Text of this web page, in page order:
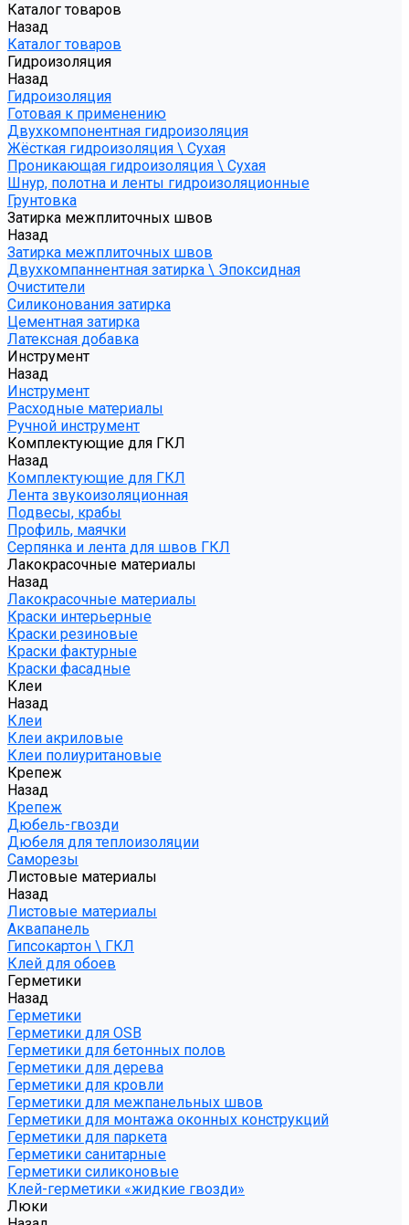
Каталог товаров
Назад
Каталог товаров
Гидроизоляция
Назад
Гидроизоляция
Готовая к применению
Двухкомпонентная гидроизоляция
Жёсткая гидроизоляция \ Сухая
Проникающая гидроизоляция \ Сухая
Шнур, полотна и ленты гидроизоляционные
Грунтовка
Затирка межплиточных швов
Назад
Затирка межплиточных швов
Двухкомпаннентная затирка \ Эпоксидная
Очистители
Силиконования затирка
Цементная затирка
Латексная добавка
Инструмент
Назад
Инструмент
Расходные материалы
Ручной инструмент
Комплектующие для ГКЛ
Назад
Комплектующие для ГКЛ
Лента звукоизоляционная
Подвесы, крабы
Профиль, маячки
Серпянка и лента для швов ГКЛ
Лакокрасочные материалы
Назад
Лакокрасочные материалы
Краски интерьерные
Краски резиновые
Краски фактурные
Краски фасадные
Клеи
Назад
Клеи
Клеи акриловые
Клеи полиуритановые
Крепеж
Назад
Крепеж
Дюбель-гвозди
Дюбеля для теплоизоляции
Саморезы
Листовые материалы
Назад
Листовые материалы
Аквапанель
Гипсокартон \ ГКЛ
Клей для обоев
Герметики
Назад
Герметики
Герметики для OSB
Герметики для бетонных полов
Герметики для дерева
Герметики для кровли
Герметики для межпанельных швов
Герметики для монтажа оконных конструкций
Герметики для паркета
Герметики санитарные
Герметики силиконовые
Клей-герметики «жидкие гвозди»
Люки